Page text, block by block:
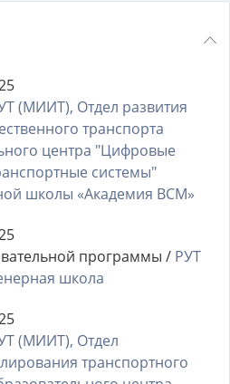
(МИИТ), Отдел развития
транспорта
центра "Цифровые
системы"
школы «Академия ВСМ»
программы / РУТ
школа
(МИИТ), Отдел
транспортного